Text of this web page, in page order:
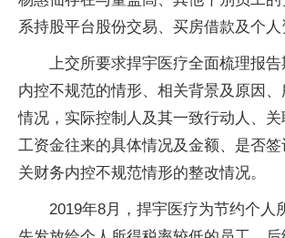
系持股平台股份交易、买房借款及个人
上交所要求捍宇医疗全面梳理报
内控不规范的情形、相关背景及原因
情况，实际控制人及其一致行动人、
工资金往来的具体情况及金额、是否
关财务内控不规范情形的整改情况。
2019年8月，捍宇医疗为节约个人